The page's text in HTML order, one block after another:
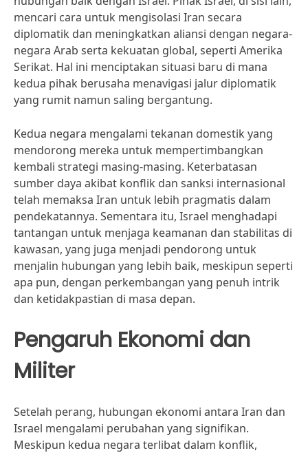
mencari cara untuk mengisolasi Iran secara
diplomatik dan meningkatkan aliansi dengan negara-
negara Arab serta kekuatan global, seperti Amerika
Serikat. Hal ini menciptakan situasi baru di mana
kedua pihak berusaha menavigasi jalur diplomatik
yang rumit namun saling bergantung.
Kedua negara mengalami tekanan domestik yang
mendorong mereka untuk mempertimbangkan
kembali strategi masing-masing. Keterbatasan
sumber daya akibat konflik dan sanksi internasional
telah memaksa Iran untuk lebih pragmatis dalam
pendekatannya. Sementara itu, Israel menghadapi
tantangan untuk menjaga keamanan dan stabilitas di
kawasan, yang juga menjadi pendorong untuk
menjalin hubungan yang lebih baik, meskipun seperti
apa pun, dengan perkembangan yang penuh intrik
dan ketidakpastian di masa depan.
Pengaruh Ekonomi dan
Militer
Setelah perang, hubungan ekonomi antara Iran dan
Israel mengalami perubahan yang signifikan.
Meskipun kedua negara terlibat dalam konflik,